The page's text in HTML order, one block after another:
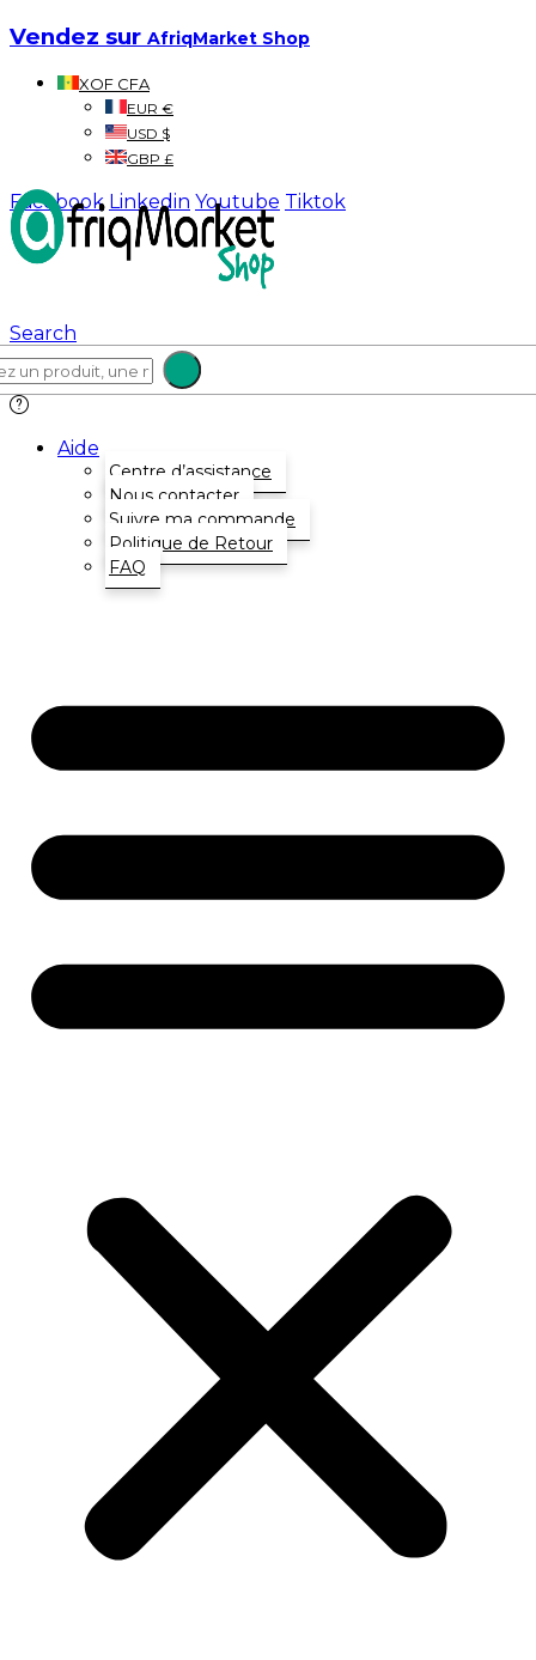
Vendez sur AfriqMarket Shop
XOF CFA
EUR €
USD $
GBP £
Facebook Linkedin Youtube Tiktok
Search
Aide
Centre d’assistance
Nous contacter
Suivre ma commande
Politique de Retour
FAQ